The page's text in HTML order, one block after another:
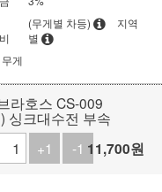
(무게별 차등)
지역
별
게
라호스 CS-009
싱크대수전 부속
+1
-1 11,700원